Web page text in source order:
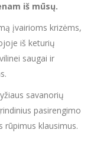
iš mūsų.
įvairioms krizėms,
iš keturių
saugai ir
savanorių
pasirengimo
rūpimus klausimus.